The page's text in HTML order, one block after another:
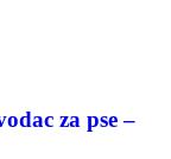
za pse –